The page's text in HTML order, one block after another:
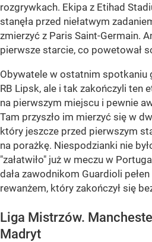
rozgrywkach. Ekipa z Etihad
stanęła przed niełatwym
zmierzyć z Paris Saint-Germain.
pierwsze starcie, co powetował
Obywatele w ostatnim spotkaniu
RB Lipsk, ale i tak zakończyli ten
na pierwszym miejscu i pewnie
Tam przyszło im mierzyć się w
który jeszcze przed pierwszym
na porażkę. Niespodzianki nie
"załatwiło" już w meczu w
dała zawodnikom Guardioli
rewanżem, który zakończył się
Liga Mistrzów.
Madryt